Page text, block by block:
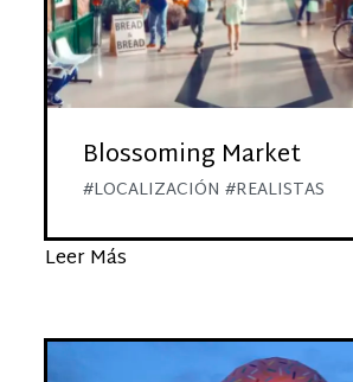
Blossoming Market
#LOCALIZACIÓN #REALISTAS
Leer Más